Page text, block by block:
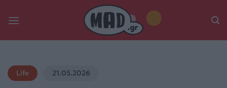
Life 21.05.2026